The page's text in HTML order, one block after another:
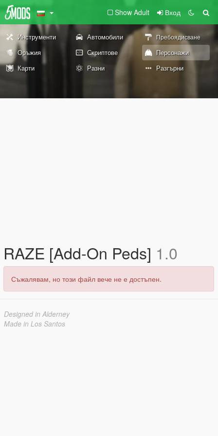
Show Adult Вход
Инструменти Автомобили Пребоядисване
Оръжия Скриптове
Персонажи
Карти
Разни Разгърни
RAZE [Add-On Peds] 1.0
Съжалявам, но този файл вече не е достъпен.
Designed in Alderney
Made in Los Santos